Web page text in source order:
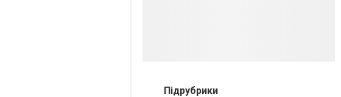
Підрубрики